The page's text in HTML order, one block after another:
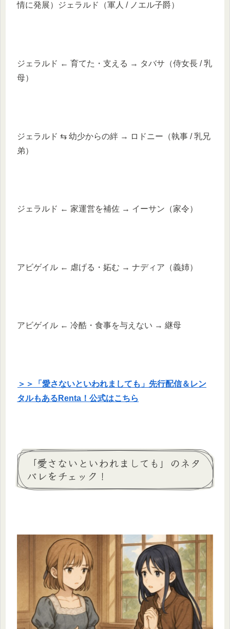
情に発展）ジェラルド（軍人 / ノエル子爵）
ジェラルド ← 育てた・支える → タバサ（侍女長 / 乳
母）
ジェラルド ⇆ 幼少からの絆 → ロドニー（執事 / 乳兄
弟）
ジェラルド ← 家運営を補佐 → イーサン（家令）
アビゲイル ← 虐げる・妬む → ナディア（義姉）
アビゲイル ← 冷酷・食事を与えない → 継母
＞＞「愛さないといわれましても」先行配信＆レン
タルもあるRenta！公式はこちら
「愛さないといわれましても」のネタ
バレをチェック！